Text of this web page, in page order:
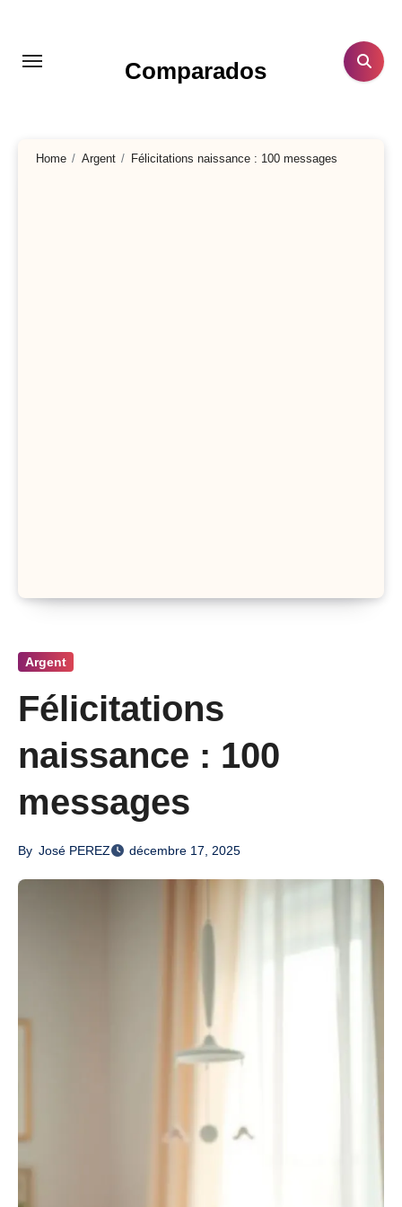
contenu
Comparados
Home Argent Félicitations naissance : 100 messages
Argent
Félicitations
naissance : 100
messages
By José PEREZ décembre 17, 2025